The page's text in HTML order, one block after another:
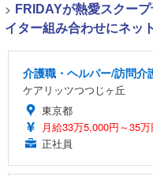
> FRIDAYが熱愛スクー
イター組み合わせにネッ
介護職・ヘルパー/訪問
ケアリッツつつじヶ丘
東京都
月給33万5,000円～35万
正社員